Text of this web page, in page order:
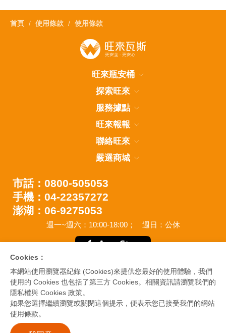
首頁 使用條款 使用條款
旺來瓶安桶
探索旺來
服務據點
旺來報報
聯絡旺來
嚴選商城
市話：0800-505053
手機：04-22357272
澎湖：06-9275053
週一~週六：10:00-18:00； 週日：公休
Copyright © 2020 WANTLIGHT GAS CO., LTD.
Cookies：
本網站使用瀏覽器紀錄 (Cookies)來提供您最好的使用體驗，我們
使用的 Cookies 也包括了第三方 Cookies。相關資訊請瀏覽我們的
隱私權與 Cookies 政策。
如果您選擇繼續瀏覽或關閉這個提示，便表示您已接受我們的網站
使用條款。